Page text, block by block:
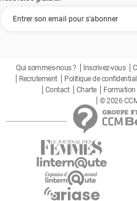
Qui sommes-nous ? Inscrivez-vous
Recrutement
Politique de
Contact
Charte Formation
© 2026